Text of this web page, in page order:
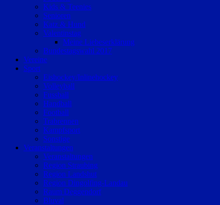
Kids & Teenies
Senioren
Katz & Hund
Valentinstag
Meine Liebeserklärung
Bundestagswahl 2017
Vereine
Sport
Eishockey/Inlinehockey
Volleyball
Fussball
Handball
Football
Trabrennen
Kampfsport
Sonstige
Veranstaltungen
Veranstaltungen
Region Straubing
Region Landshut
Region Dingolfing-Landau
Raum Deggendorf
Bluval